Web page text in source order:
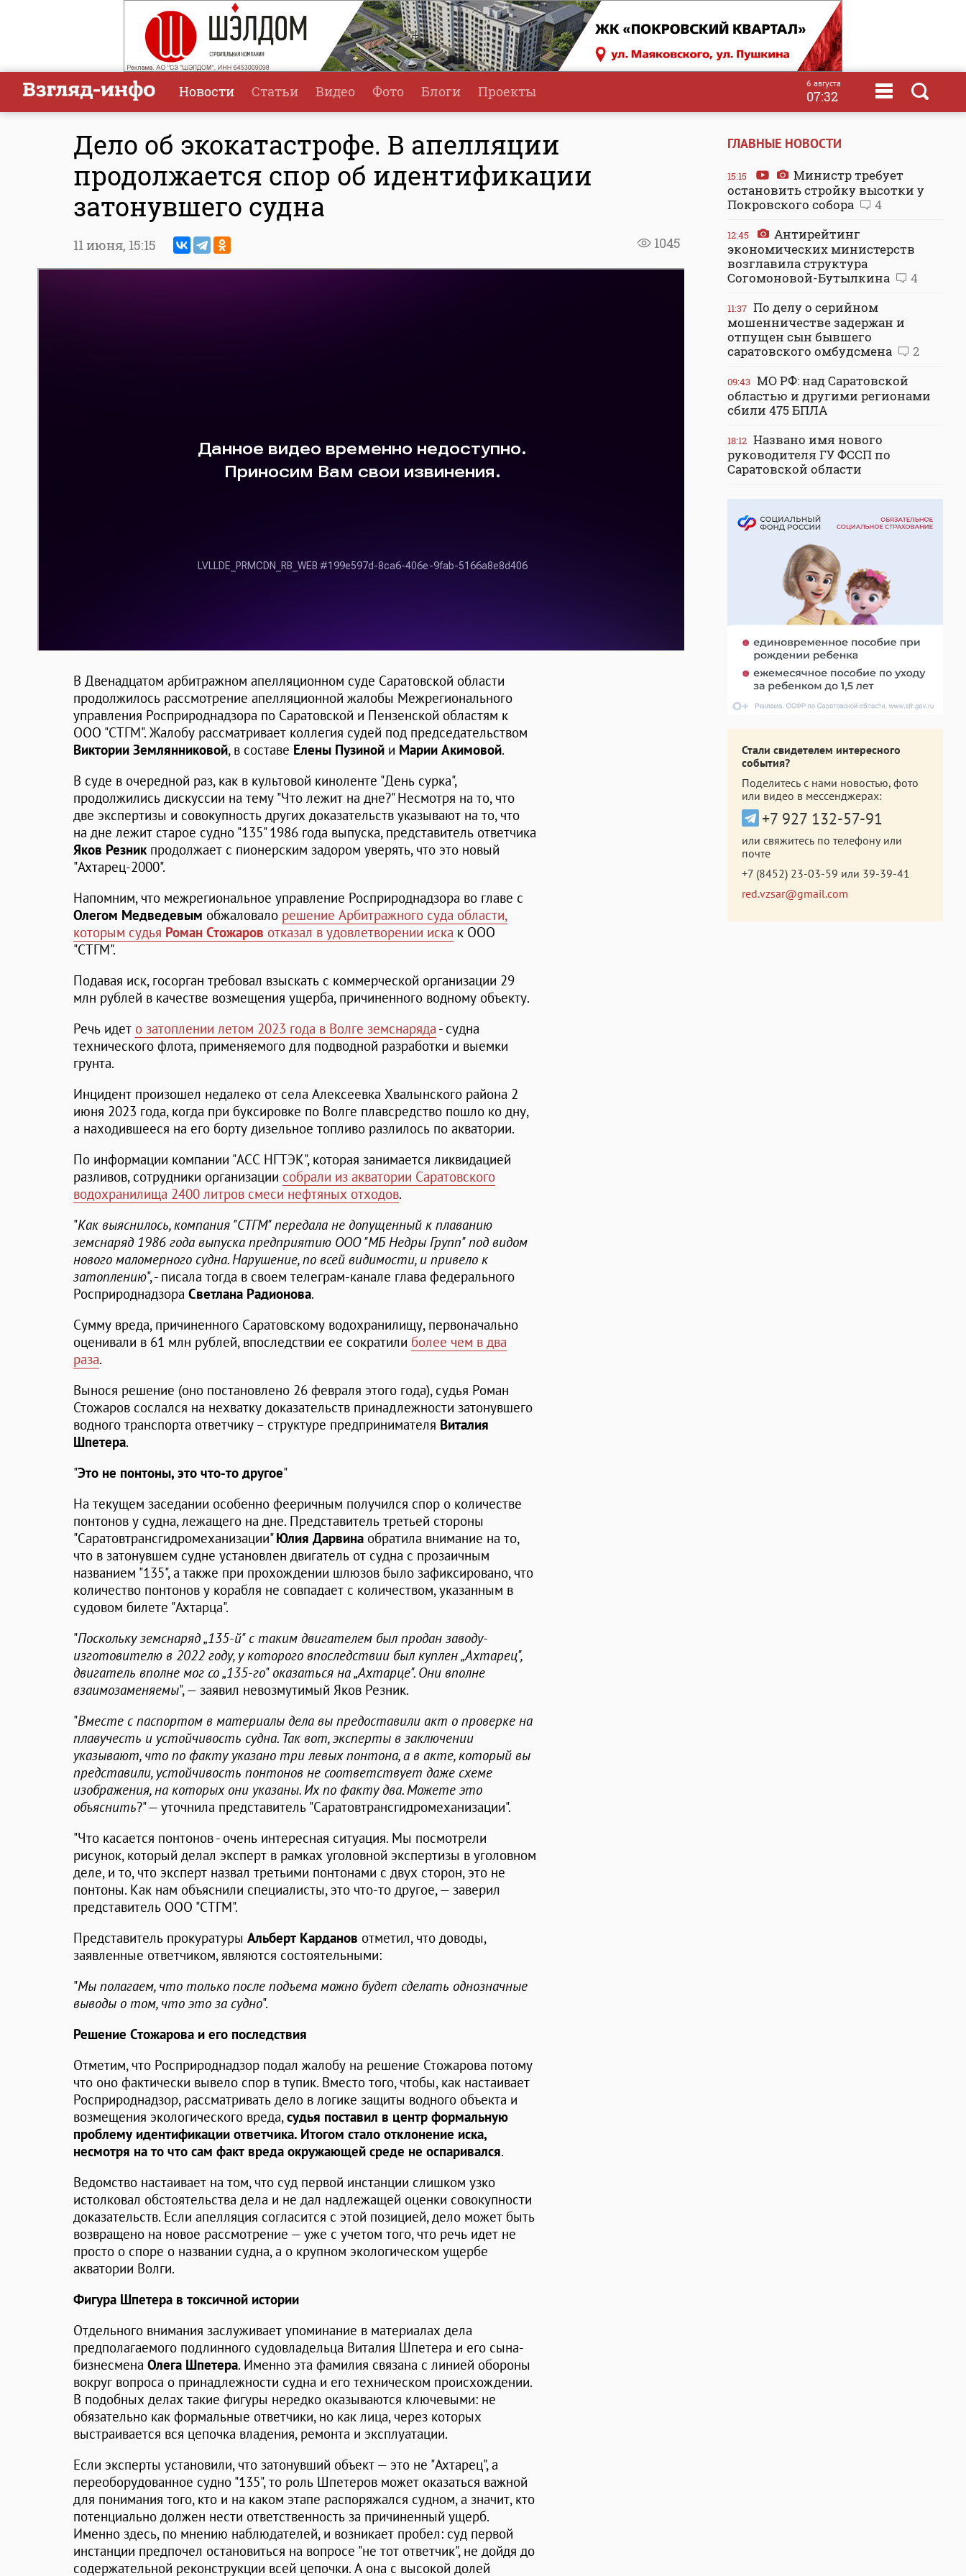
Новости Статьи Видео Фото Блоги Проекты 6 августа
07:32
Дело об экокатастрофе. В апелляции
продолжается спор об идентификации
затонувшего судна
1045
11 июня, 15:15
В Двенадцатом арбитражном апелляционном суде Саратовской области
продолжилось рассмотрение апелляционной жалобы Межрегионального
управления Росприроднадзора по Саратовской и Пензенской областям к
ООО "СТГМ". Жалобу рассматривает коллегия судей под председательством
Виктории Землянниковой, в составе Елены Пузиной и Марии Акимовой.
В суде в очередной раз, как в культовой киноленте "День сурка",
продолжились дискуссии на тему "Что лежит на дне?" Несмотря на то, что
две экспертизы и совокупность других доказательств указывают на то, что
на дне лежит старое судно "135" 1986 года выпуска, представитель ответчика
Яков Резникпродолжает с пионерским задором уверять, что это новый
"Ахтарец-2000".
Напомним, что межрегиональное управление Росприроднадзора во главе с
Олегом Медведевым обжаловало решение Арбитражного суда области,
которым судья Роман Стожаров отказал в удовлетворении иска к ООО
"СТГМ".
Подавая иск, госорган требовал взыскать с коммерческой организации 29
млн рублей в качестве возмещения ущерба, причиненного водному объекту.
Речь идет о затоплении летом 2023 года в Волге земснаряда - судна
технического флота, применяемого для подводной разработки и выемки
грунта.
Инцидент произошел недалеко от села Алексеевка Хвалынского района 2
июня 2023 года, когда при буксировке по Волге плавсредство пошло ко дну,
а находившееся на его борту дизельное топливо разлилось по акватории.
По информации компании "АСС НГТЭК", которая занимается ликвидацией
разливов, сотрудники организации собрали из акватории Саратовского
водохранилища 2400 литров смеси нефтяных отходов.
"Как выяснилось, компания "СТГМ" передала не допущенный к плаванию
земснаряд 1986 года выпуска предприятию ООО "МБ Недры Групп" под видом
нового маломерного судна. Нарушение, по всей видимости, и привело к
затоплению", - писала тогда в своем телеграм-канале глава федерального
Росприроднадзора Светлана Радионова.
Сумму вреда, причиненного Саратовскому водохранилищу, первоначально
оценивали в 61 млн рублей, впоследствии ее сократили более чем в два
раза.
Вынося решение (оно постановлено 26 февраля этого года), судья Роман
Стожаров сослался на нехватку доказательств принадлежности затонувшего
водного транспорта ответчику – структуре предпринимателя Виталия
Шпетера.
"Это не понтоны, это что-то другое"
На текущем заседании особенно фееричным получился спор о количестве
понтонов у судна, лежащего на дне. Представитель третьей стороны
"Саратовтрансгидромеханизации"Юлия Дарвина обратила внимание на то,
что в затонувшем судне установлен двигатель от судна с прозаичным
названием "135", а также при прохождении шлюзов было зафиксировано, что
количество понтонов у корабля не совпадает с количеством, указанным в
судовом билете "Ахтарца".
"Поскольку земснаряд „135-й" с таким двигателем был продан заводу-
изготовителю в 2022 году, у которого впоследствии был куплен „Ахтарец",
двигатель вполне мог со „135-го" оказаться на „Ахтарце". Они вполне
взаимозаменяемы", — заявил невозмутимый Яков Резник.
"Вместе с паспортом в материалы дела вы предоставили акт о проверке на
плавучесть и устойчивость судна. Так вот, эксперты в заключении
указывают, что по факту указано три левых понтона, а в акте, который вы
представили, устойчивость понтонов не соответствует даже схеме
изображения, на которых они указаны. Их по факту два. Можете это
объяснить?" — уточнила представитель "Саратовтрансгидромеханизации".
"Что касается понтонов - очень интересная ситуация. Мы посмотрели
рисунок, который делал эксперт в рамках уголовной экспертизы в уголовном
деле, и то, что эксперт назвал третьими понтонами с двух сторон, это не
понтоны. Как нам объяснили специалисты, это что-то другое, — заверил
представитель ООО "СТГМ".
Представитель прокуратуры Альберт Карданов отметил, что доводы,
заявленные ответчиком, являются состоятельными:
"Мы полагаем, что только после подъема можно будет сделать однозначные
выводы о том, что это за судно".
Решение Стожарова и его последствия
Отметим, что Росприроднадзор подал жалобу на решение Стожарова потому
что оно фактически вывело спор в тупик. Вместо того, чтобы, как настаивает
Росприроднадзор, рассматривать дело в логике защиты водного объекта и
возмещения экологического вреда,судья поставил в центр формальную
проблему идентификации ответчика. Итогом стало отклонение иска,
несмотря на то что сам факт вреда окружающей среде не оспаривался.
Ведомство настаивает на том, что суд первой инстанции слишком узко
истолковал обстоятельства дела и не дал надлежащей оценки совокупности
доказательств. Если апелляция согласится с этой позицией, дело может быть
возвращено на новое рассмотрение — уже с учетом того, что речь идет не
просто о споре о названии судна, а о крупном экологическом ущербе
акватории Волги.
Фигура Шпетера в токсичной истории
Отдельного внимания заслуживает упоминание в материалах дела
предполагаемого подлинного судовладельца Виталия Шпетера и его сына-
бизнесмена Олега Шпетера. Именно эта фамилия связана с линией обороны
вокруг вопроса о принадлежности судна и его техническом происхождении.
В подобных делах такие фигуры нередко оказываются ключевыми: не
обязательно как формальные ответчики, но как лица, через которых
выстраивается вся цепочка владения, ремонта и эксплуатации.
Если эксперты установили, что затонувший объект — это не "Ахтарец", а
переоборудованное судно "135", то роль Шпетеров может оказаться важной
для понимания того, кто и на каком этапе распоряжался судном, а значит, кто
потенциально должен нести ответственность за причиненный ущерб.
Именно здесь, по мнению наблюдателей, и возникает пробел: суд первой
инстанции предпочел остановиться на вопросе "не тот ответчик", не дойдя до
содержательной реконструкции всей цепочки. А она с высокой долей
ГЛАВНЫЕ НОВОСТИ
15:15
Министр требует
остановить стройку высотки у
Покровского собора
4
12:45
Антирейтинг
экономических министерств
возглавила структура
Согомоновой-Бутылкина
4
11:37 По делу о серийном
мошенничестве задержан и
отпущен сын бывшего
саратовского омбудсмена
2
09:43 МО РФ: над Саратовской
областью и другими регионами
сбили 475 БПЛА
18:12 Названо имя нового
руководителя ГУ ФССП по
Саратовской области
Стали свидетелем интересного
события?
Поделитесь с нами новостью, фото
или видео в мессенджерах:
+7 927 132-57-91
или свяжитесь по телефону или
почте
+7 (8452) 23-03-59 или 39-39-41
red.vzsar@gmail.com